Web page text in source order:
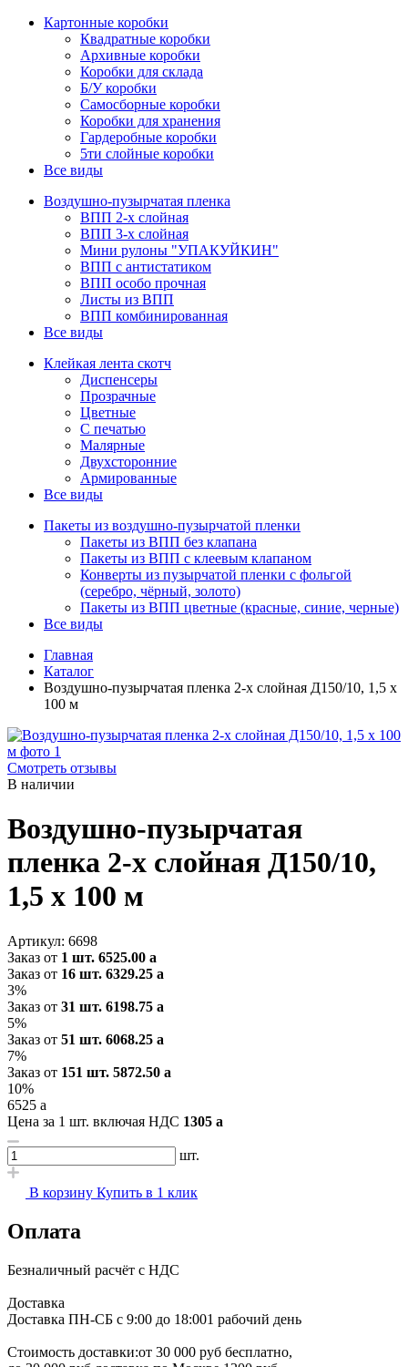
Картонные коробки
Квадратные коробки
Архивные коробки
Коробки для склада
Б/У коробки
Самосборные коробки
Коробки для хранения
Гардеробные коробки
5ти слойные коробки
Все виды
Воздушно-пузырчатая пленка
ВПП 2-х слойная
ВПП 3-х слойная
Мини рулоны "УПАКУЙКИН"
ВПП с антистатиком
ВПП особо прочная
Листы из ВПП
ВПП комбинированная
Все виды
Клейкая лента скотч
Диспенсеры
Прозрачные
Цветные
С печатью
Малярные
Двухсторонние
Армированные
Все виды
Пакеты из воздушно-пузырчатой пленки
Пакеты из ВПП без клапана
Пакеты из ВПП с клеевым клапаном
Конверты из пузырчатой пленки с фольгой
(серебро, чёрный, золото)
Пакеты из ВПП цветные (красные, синие, черные)
Все виды
Главная
Каталог
Воздушно-пузырчатая пленка 2-х слойная Д150/10, 1,5 х
100 м
Смотреть отзывы
В наличии
Воздушно-пузырчатая
пленка 2-х слойная Д150/10,
1,5 х 100 м
Артикул: 6698
Заказ от 1 шт. 6525.00 a
Заказ от 16 шт. 6329.25 a
3%
Заказ от 31 шт. 6198.75 a
5%
Заказ от 51 шт. 6068.25 a
7%
Заказ от 151 шт. 5872.50 a
10%
6525 a
Цена за 1 шт. включая НДС 1305 a
шт.
В корзину Купить в 1 клик
Оплата
Безналичный расчёт с НДС
Доставка
Доставка ПН-СБ с 9:00 до 18:001 рабочий день
Стоимость доставки:от 30 000 руб бесплатно,